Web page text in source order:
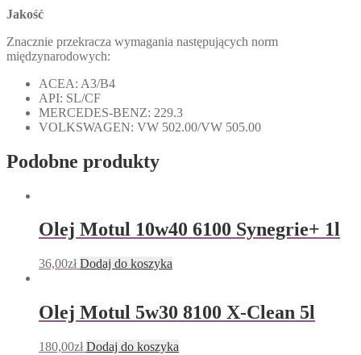
Jakość
Znacznie przekracza wymagania następujących norm
międzynarodowych:
ACEA: A3/B4
API: SL/CF
MERCEDES-BENZ: 229.3
VOLKSWAGEN: VW 502.00/VW 505.00
Podobne produkty
Olej Motul 10w40 6100 Synegrie+ 1l
36,00zł Dodaj do koszyka
Olej Motul 5w30 8100 X-Clean 5l
180,00zł Dodaj do koszyka